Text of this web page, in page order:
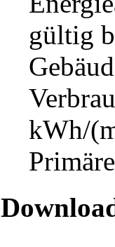
gültig
kWh/